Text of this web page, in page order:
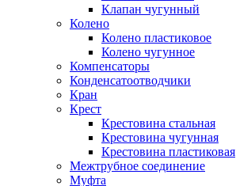
Клапан чугунный
Колено
Колено пластиковое
Колено чугунное
Компенсаторы
Конденсатоотводчики
Кран
Крест
Крестовина стальная
Крестовина чугунная
Крестовина пластиковая
Межтрубное соединение
Муфта